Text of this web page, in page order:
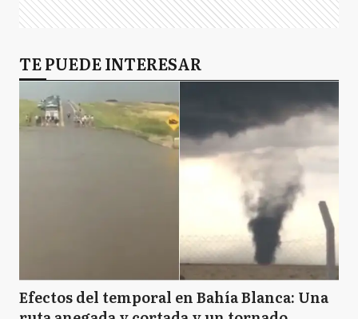
TE PUEDE INTERESAR
Efectos del temporal en Bahía Blanca: Una